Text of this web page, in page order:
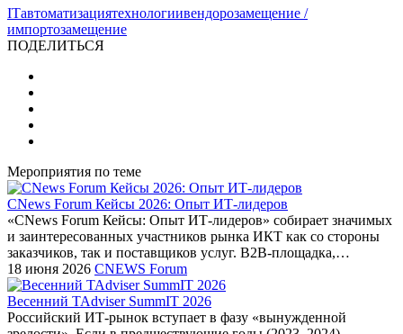
ITавтоматизациятехнологиивендорозамещение /
импортозамещение
ПОДЕЛИТЬСЯ
Мероприятия по теме
CNews Forum Кейсы 2026: Опыт ИТ-лидеров
«CNews Forum Кейсы: Опыт ИТ-лидеров» собирает значимых
и заинтересованных участников рынка ИКТ как со стороны
заказчиков, так и поставщиков услуг. B2B-площадка,…
18 июня 2026 CNEWS Forum
Весенний TAdviser SummIT 2026
Российский ИТ-рынок вступает в фазу «вынужденной